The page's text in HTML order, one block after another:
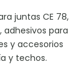
juntas CE 78,
adhesivos para
y accesorios
y techos.